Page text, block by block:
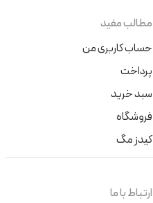
مطالب مفید
حساب کاربری من
پرداخت
سبد خرید
فروشگاه
کیدز مگ
ارتباط با ما